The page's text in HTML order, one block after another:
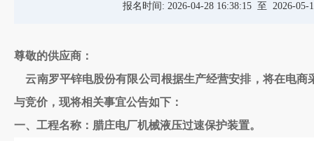
报名时间: 2026-04-28 16:38:15 至 2026-05-
尊敬的供应商：
云南罗平锌电股份有限公司根据生产经营安排，将在电商
与竞价，现将相关事宜公告如下：
一、工程名称：腊庄电厂机械液压过速保护装置。